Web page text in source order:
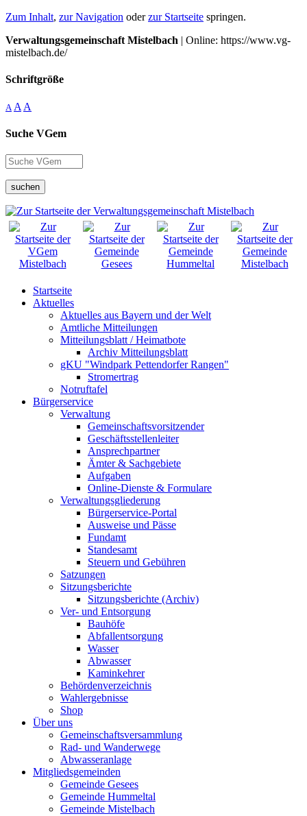
Zum Inhalt, zur Navigation oderzur Startseite springen.
Verwaltungsgemeinschaft Mistelbach | Online: https://www.vg-
mistelbach.de/
Schriftgröße
A A A
Suche VGem
suchen
Startseite
Aktuelles
Aktuelles aus Bayern und der Welt
Amtliche Mitteilungen
Mitteilungsblatt / Heimatbote
Archiv Mitteilungsblatt
gKU "Windpark Pettendorfer Rangen"
Stromertrag
Notruftafel
Bürgerservice
Verwaltung
Gemeinschaftsvorsitzender
Geschäftsstellenleiter
Ansprechpartner
Ämter & Sachgebiete
Aufgaben
Online-Dienste & Formulare
Verwaltungsgliederung
Bürgerservice-Portal
Ausweise und Pässe
Fundamt
Standesamt
Steuern und Gebühren
Satzungen
Sitzungsberichte
Sitzungsberichte (Archiv)
Ver- und Entsorgung
Bauhöfe
Abfallentsorgung
Wasser
Abwasser
Kaminkehrer
Behördenverzeichnis
Wahlergebnisse
Shop
Über uns
Gemeinschaftsversammlung
Rad- und Wanderwege
Abwasseranlage
Mitgliedsgemeinden
Gemeinde Gesees
Gemeinde Hummeltal
Gemeinde Mistelbach